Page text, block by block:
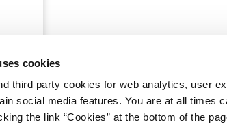
cookies
third party cookies for web analytics, user
social media features. You are at all times
the link “Cookies” at the bottom of the